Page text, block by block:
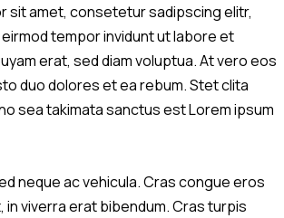
sit amet, consetetur sadipscing elitr,
tempor invidunt ut labore et
erat, sed diam voluptua. At vero eos
duo dolores et ea rebum. Stet clita
sea takimata sanctus est Lorem ipsum
neque ac vehicula. Cras congue eros
in viverra erat bibendum. Cras turpis